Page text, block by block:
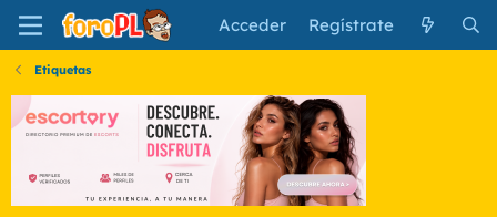
Acceder Regístrate
Etiquetas